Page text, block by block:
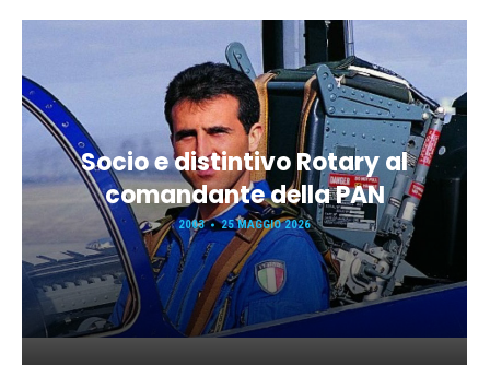
Socio e distintivo Rotary al
comandante della PAN
2003 25 MAGGIO 2026